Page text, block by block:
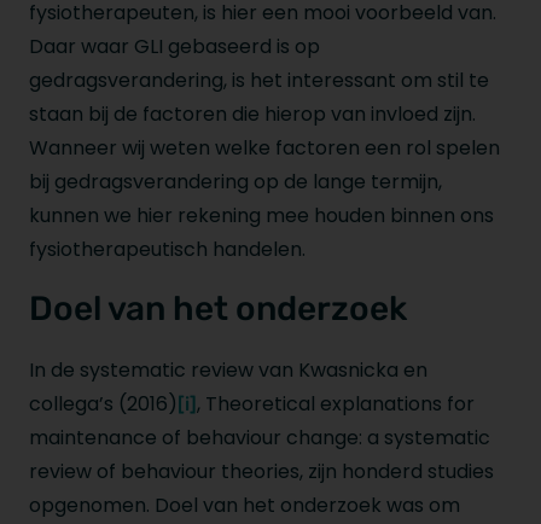
fysiotherapeuten, is hier een mooi voorbeeld van.
Daar waar GLI gebaseerd is op
gedragsverandering, is het interessant om stil te
staan bij de factoren die hierop van invloed zijn.
Wanneer wij weten welke factoren een rol spelen
bij gedragsverandering op de lange termijn,
kunnen we hier rekening mee houden binnen ons
fysiotherapeutisch handelen.
Doel van het onderzoek
In de systematic review van Kwasnicka en
collega’s (2016) [i], Theoretical explanations for
maintenance of behaviour change: a systematic
review of behaviour theories, zijn honderd studies
opgenomen. Doel van het onderzoek was om